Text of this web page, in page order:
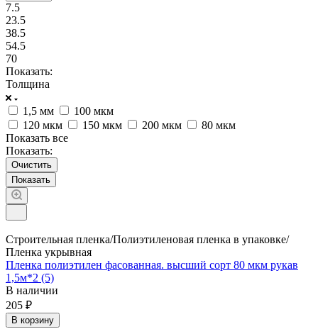
7.5
23.5
38.5
54.5
70
Показать:
Толщина
1,5 мм
100 мкм
120 мкм
150 мкм 200 мкм
80 мкм
Показать все
Показать:
Очистить
Строительная пленка/Полиэтиленовая пленка в упаковке/
Пленка укрывная
Пленка полиэтилен фасованная. высший сорт 80 мкм рукав
1,5м*2 (5)
В наличии
205 ₽
В корзину